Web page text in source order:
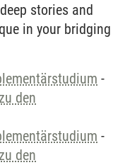
stories and
in your bridging
-
den
-
den